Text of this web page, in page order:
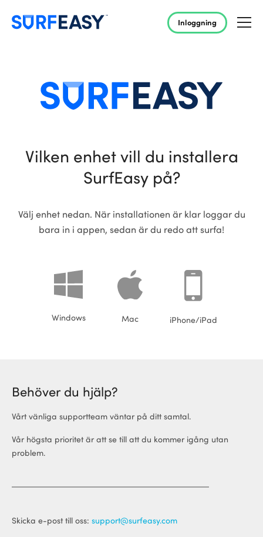
Inloggning
Vilken enhet vill du installera
SurfEasy på?
Välj enhet nedan. När installationen är klar loggar du
bara in i appen, sedan är du redo att surfa!
Windows Mac iPhone/iPad
Behöver du hjälp?
Vårt vänliga supportteam väntar på ditt samtal.
Vår högsta prioritet är att se till att du kommer igång utan
problem.
Skicka e-post till oss: support@surfeasy.com